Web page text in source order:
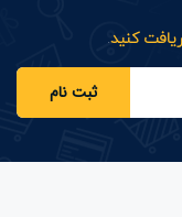
کنید.
ثبت نام